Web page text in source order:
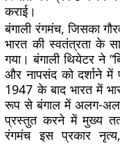
कराई।
बंगाली रंगमंच, जिसका
भारत की स्वतंत्रता के
गया। बंगाली थियेटर ने
और नापसंद को दर्शाने
1947 के बाद भारत में
रूप से बंगाल में अलग-
प्रस्तुत करने में मुख्य
रंगमंच इस प्रकार